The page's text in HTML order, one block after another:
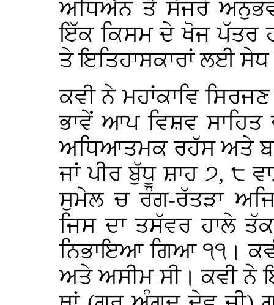
ਅਧਿਐਨ ਤੇ ਸੱਜਰੇ
ਇੱਕ ਕਿਸਮ ਦੇ ਖੋਜ ਪੱਤਰ
ਤੇ ਇਤਿਹਾਸਕਾਰਾਂ ਲਈ
ਕਵੀ ਨੇ ਮਹਾਂਕਾਵਿ
ਭਾਵੇਂ ਆਪ ਵਿਸ਼ਵ ਸਾਹਿਤ
ਅਧਿਆਤਮਕ ਰਹੱਸ ਅਤੇ
ਜਾਂ ਪੀਰ ਬੁੱਧੂ ਸ਼ਾਹ ੭, ੮
ਸੁਮੇਲ ਚ ਰੰਗ-ਰੱਤੜਾ
ਜਿਸ ਦਾ ਤਸੱਵਰ ਹਾਲੇ
ਨਿਭਾਇਆ ਗਿਆ ੧੧।
ਅਤੇ ਅਸੀਮ ਸੀ। ਕਵੀ ਨੇ